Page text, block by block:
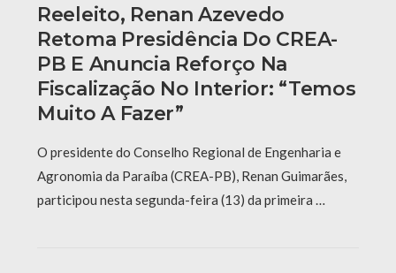
Reeleito, Renan Azevedo
Retoma Presidência Do CREA-
PB E Anuncia Reforço Na
Fiscalização No Interior: “Temos
Muito A Fazer”
O presidente do Conselho Regional de Engenharia e
Agronomia da Paraíba (CREA-PB), Renan Guimarães,
participou nesta segunda-feira (13) da primeira …